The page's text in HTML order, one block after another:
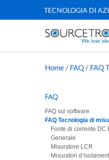
TECNOLOGIA DI
Home / FAQ / FAQ
FAQ
FAQ sul software
FAQ Tecnologia di
Fonte di corrente DC
Generale
Misuratore LCR
Misuratori